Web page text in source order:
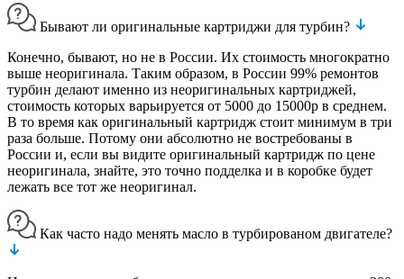
Бывают ли оригинальные картриджи для турбин?
Конечно, бывают, но не в России. Их стоимость многократно
выше неоригинала. Таким образом, в России 99% ремонтов
турбин делают именно из неоригинальных картриджей,
стоимость которых варьируется от 5000 до 15000р в среднем.
В то время как оригинальный картридж стоит минимум в три
раза больше. Потому они абсолютно не востребованы в
России и, если вы видите оригинальный картридж по цене
неоригинала, знайте, это точно подделка и в коробке будет
лежать все тот же неоригинал.
Как часто надо менять масло в турбированом двигателе?